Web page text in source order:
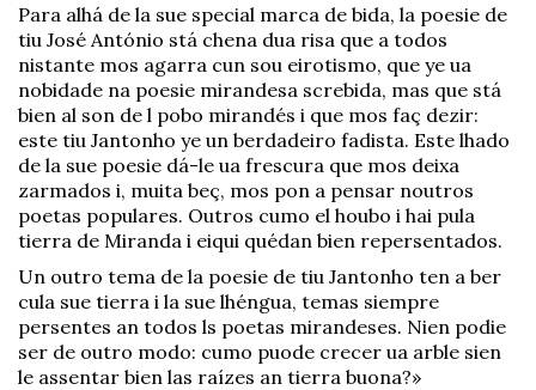
Para alhá de la sue special marca de bida, la poesie de
tiu José António stá chena dua risa que a todos
nistante mos agarra cun sou eirotismo, que ye ua
nobidade na poesie mirandesa screbida, mas que stá
bien al son de l pobo mirandés i que mos faç dezir:
este tiu Jantonho ye un berdadeiro fadista. Este lhado
de la sue poesie dá-le ua frescura que mos deixa
zarmados i, muita beç, mos pon a pensar noutros
poetas populares. Outros cumo el houbo i hai pula
tierra de Miranda i eiqui quédan bien repersentados.
Un outro tema de la poesie de tiu Jantonho ten a ber
cula sue tierra i la sue lhéngua, temas siempre
persentes an todos ls poetas mirandeses. Nien podie
ser de outro modo: cumo puode crecer ua arble sien
le assentar bien las raízes an tierra buona?»